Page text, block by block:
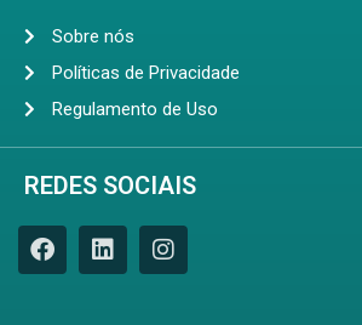
Sobre nós
Políticas de Privacidade
Regulamento de Uso
REDES SOCIAIS